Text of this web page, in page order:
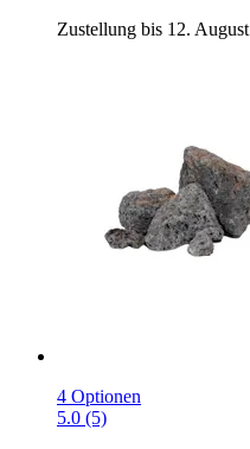
Zustellung bis 12. August
4 Optionen
5.0 (5)